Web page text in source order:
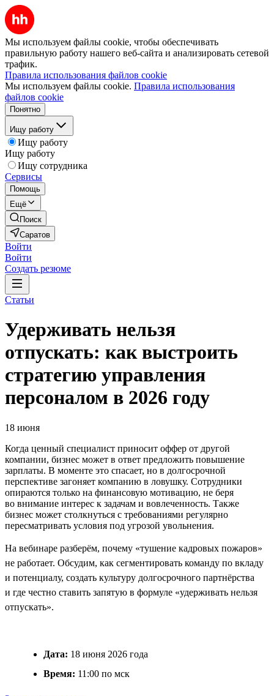
Мы используем файлы cookie, чтобы обеспечивать
правильную работу нашего веб-сайта и анализировать сетевой
трафик.
Правила использования файлов cookie
Мы используем файлы cookie. Правила использования
файлов cookie
Понятно
Ищу работу
Ищу работу
Ищу работу
Ищу сотрудника
Сервисы
Помощь
Ещё
Поиск
Саратов
Войти
Войти
Создать резюме
Статьи
Удерживать нельзя
отпускать: как выстроить
стратегию управления
персоналом в 2026 году
18 июня
Когда ценный специалист приносит оффер от другой
компании, бизнес может в ответ предложить повышение
зарплаты. В моменте это спасает, но в долгосрочной
перспективе загоняет компанию в ловушку. Сотрудники
опираются только на финансовую мотивацию, не беря
во внимание интерес к задачам и вовлеченность. Также
бизнес может столкнуться с требованиями регулярно
пересматривать условия под угрозой увольнения.
На вебинаре разберём, почему «тушение кадровых пожаров»
не работает. Обсудим, как сегментировать команду по вкладу
и потенциалу, создать культуру долгосрочного партнёрства
и где честно ставить запятую в формуле «удерживать нельзя
отпускать».
Дата: 18 июня 2026 года
Время: 11:00 по мск